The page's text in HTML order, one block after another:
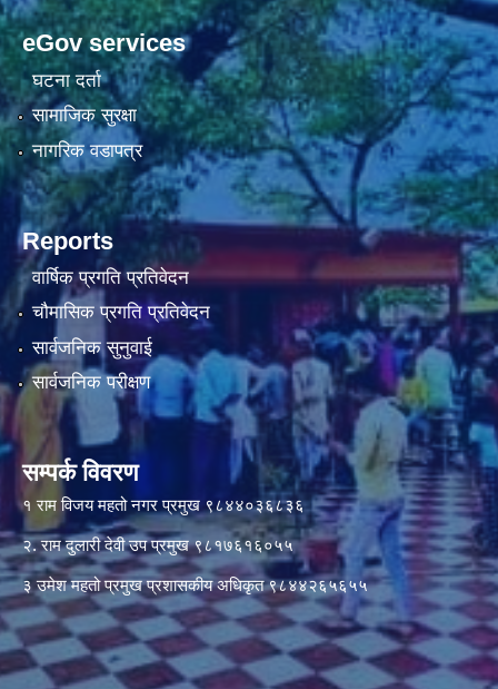
eGov services
घटना दर्ता
सामाजिक सुरक्षा
नागरिक वडापत्र
Reports
वार्षिक प्रगति प्रतिवेदन
चौमासिक प्रगति प्रतिवेदन
सार्वजनिक सुनुवाई
सार्वजनिक परीक्षण
सम्पर्क विवरण
१ राम विजय महतो नगर प्रमुख ९८४४०३६८३६
२. राम दुलारी देवी उप प्रमुख ९८१७६१६०५५
३ उमेश महतो प्रमुख प्रशासकीय अधिकृत ९८४४२६५६५५